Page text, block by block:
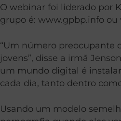
O webinar foi liderado por
grupo é: www.gpbp.info
“Um número preocupante
jovens”, disse a irmã
um mundo digital é
cada dia, tanto dentro
Usando um modelo